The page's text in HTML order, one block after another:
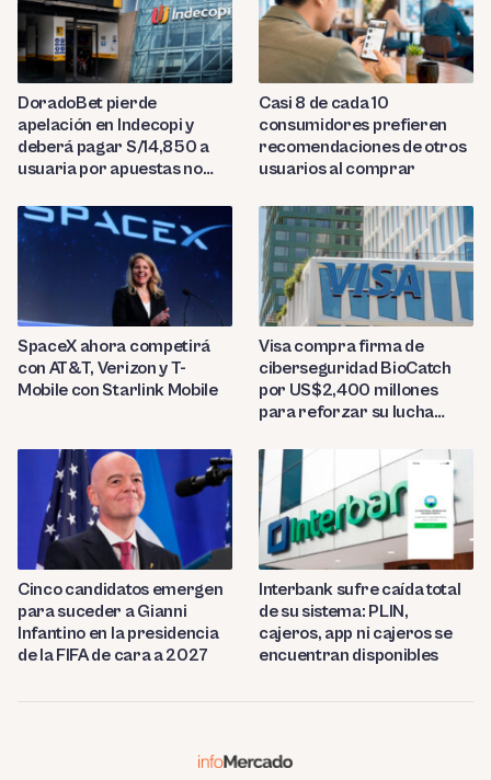
DoradoBet pierde
apelación en Indecopi y
deberá pagar S/14,850 a
usuaria por apuestas no
Casi 8 de cada 10
consumidores prefieren
recomendaciones de otros
usuarios al comprar
SpaceX ahora competirá
con AT&T, Verizon y T-
Mobile con Starlink Mobile
Visa compra firma de
ciberseguridad BioCatch
por US$2,400 millones
para reforzar su lucha
Cinco candidatos emergen
para suceder a Gianni
Infantino en la presidencia
de la FIFA de cara a 2027
Interbank sufre caída total
de su sistema: PLIN,
cajeros, app ni cajeros se
encuentran disponibles